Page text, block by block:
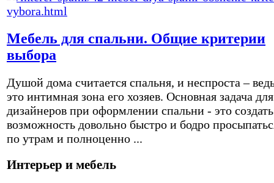
Мебель для спальни. Общие критерии
выбора
Душой дома считается спальня, и неспроста –
это интимная зона его хозяев. Основная задача для
дизайнеров при оформлении спальни - это создать
возможность довольно быстро и бодро
по утрам и полноценно ...
Интерьер и мебель